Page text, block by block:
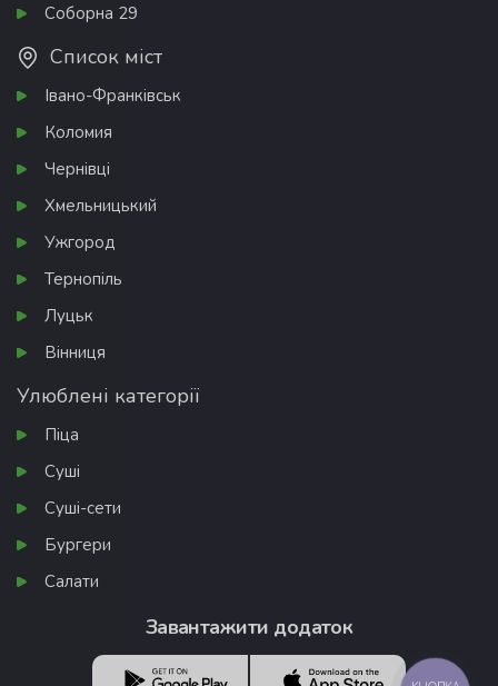
Соборна 29
Список міст
Івано-Франківськ
Коломия
Чернівці
Хмельницький
Ужгород
Тернопіль
Луцьк
Вінниця
Улюблені категорії
Піца
Суші
Суші-сети
Бургери
Салати
Завантажити додаток